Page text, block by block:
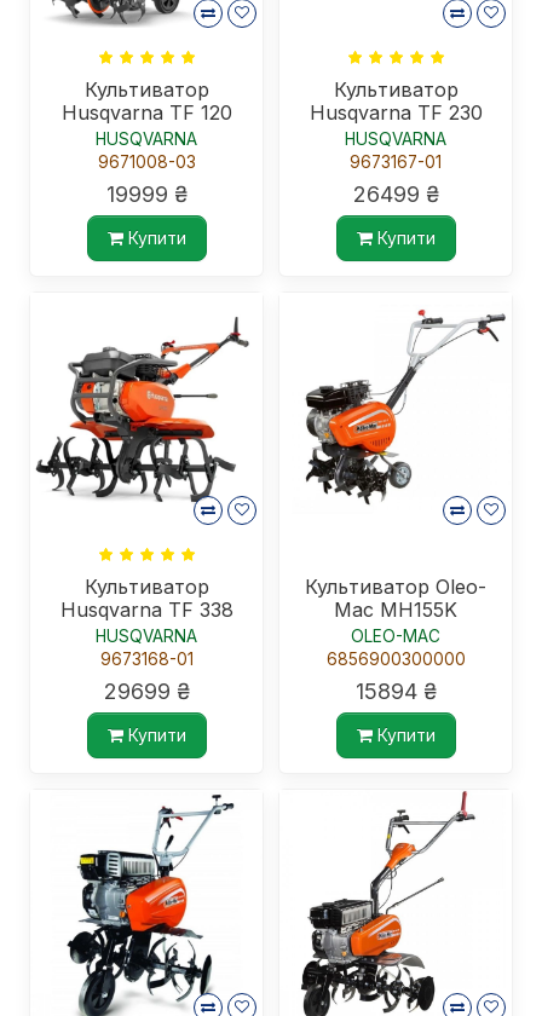
Культиватор
Husqvarna TF 120
HUSQVARNA
9671008-03
19999 ₴
Купити
Культиватор
Husqvarna TF 230
HUSQVARNA
9673167-01
26499 ₴
Купити
Культиватор
Husqvarna TF 338
HUSQVARNA
9673168-01
29699 ₴
Купити
Культиватор Oleo-
Mac MH155K
OLEO-MAC
6856900300000
15894 ₴
Купити